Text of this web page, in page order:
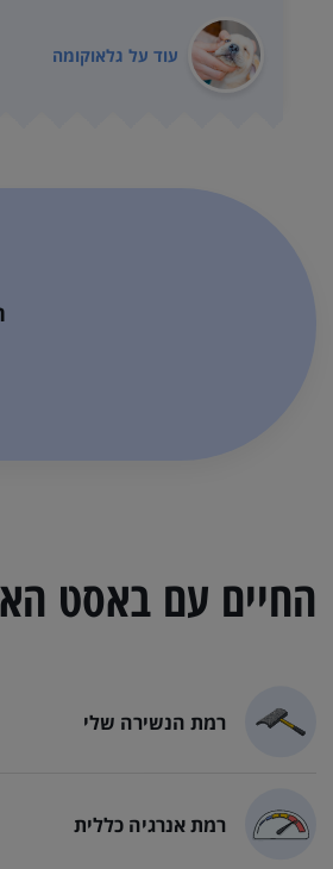
עוד על גלאוקומה
החיים עם באסט
רמת הנשירה שלי
רמת הנשירה של באסט האונד
רמת אנרגיה כללית
רמת האנרגיה של באסט האונד